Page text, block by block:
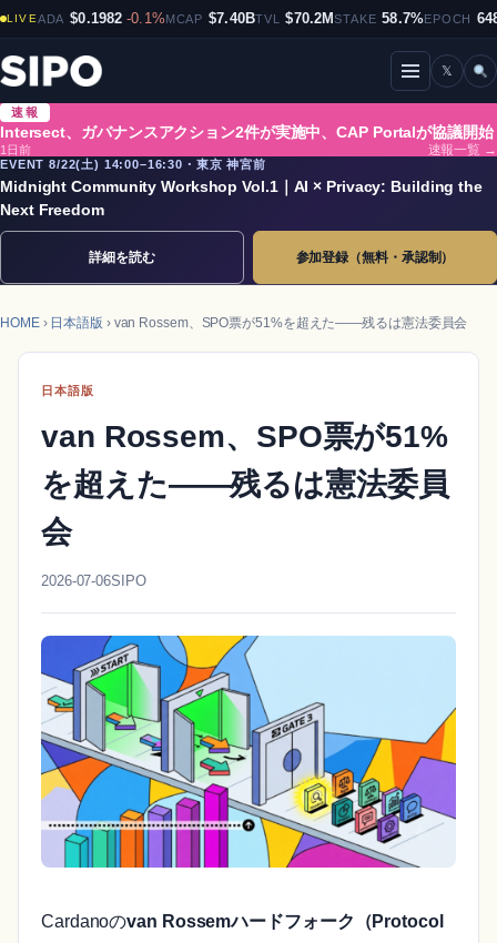
LIVEADA $0.1982 -0.1%MCAP $7.40BTVL $70.2MSTAKE 58.7%EPOCH
メニューを開閉
𝕏
速報
Intersect、ガバナンスアクション2件が実施中、CAP Portalが協議開始
1日前
速報一覧 →
EVENT 8/22(土) 14:00–16:30・東京 神宮前
Midnight Community Workshop Vol.1｜AI × Privacy: Building the
Next Freedom
詳細を読む 参加登録（無料・承認制）
HOME› 日本語版 › van Rossem、SPO票が51%を超えた——残るは憲法委員会
日本語版
van Rossem、SPO票が51%
を超えた——残るは憲法委員
会
2026-07-06SIPO
Cardanoのvan Rossemハードフォーク（Protocol